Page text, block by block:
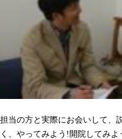
担当の方と実際にお会いして、
く、やってみよう!開院してみよ